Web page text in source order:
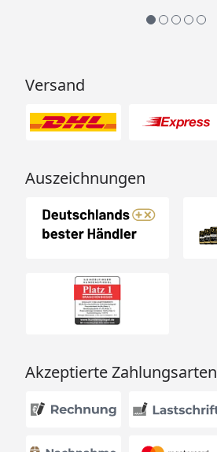
Versand
Auszeichnungen
Akzeptierte Zahlungsarten